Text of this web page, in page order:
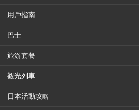
用戶指南
巴士
旅游套餐
觀光列車
日本活動攻略